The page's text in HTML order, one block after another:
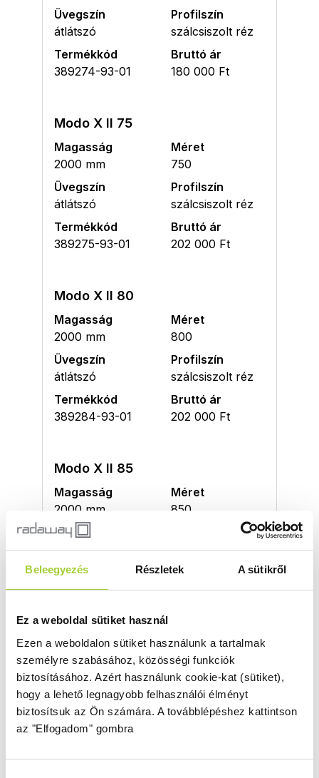
Beleegyezés Részletek A sütikről
Ez a weboldal sütiket használ
Ezen a weboldalon sütiket használunk a tartalmak
személyre szabásához, közösségi funkciók
biztosításához. Azért használunk cookie-kat (sütiket),
hogy a lehető legnagyobb felhasználói élményt
biztosítsuk az Ön számára. A továbblépéshez kattintson
az "Elfogadom" gombra
Üvegszín
átlátszó
Profilszín
szálcsiszolt réz
Termékkód
389274-93-01
Bruttó ár
180 000 Ft
Modo X II 75
Magasság
2000 mm
Méret
750
Üvegszín
átlátszó
Profilszín
szálcsiszolt réz
Termékkód
389275-93-01
Bruttó ár
202 000 Ft
Modo X II 80
Magasság
2000 mm
Méret
800
Üvegszín
átlátszó
Profilszín
szálcsiszolt réz
Termékkód
389284-93-01
Bruttó ár
202 000 Ft
Modo X II 85
Magasság
2000 mm
Méret
850
Üvegszín
átlátszó
szálcsiszolt réz
Termékkód
389285-93-01
Bruttó ár
213 000 Ft
Modo X II 90
Magasság
2000 mm
Méret
900
Üvegszín
átlátszó
Profilszín
szálcsiszolt réz
389294-93-01
213 000 Ft